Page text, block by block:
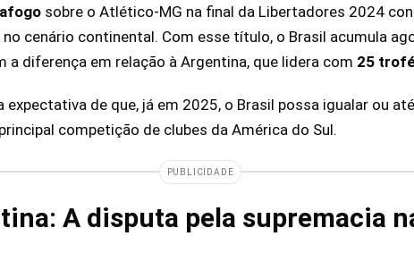
sobre o Atlético-MG na final da Libertadores 2024
cenário continental. Com esse título, o Brasil acumula
a diferença em relação à Argentina, que lidera com 25
expectativa de que, já em 2025, o Brasil possa igualar ou
competição de clubes da América do Sul.
PUBLICIDADE
A disputa pela supremacia